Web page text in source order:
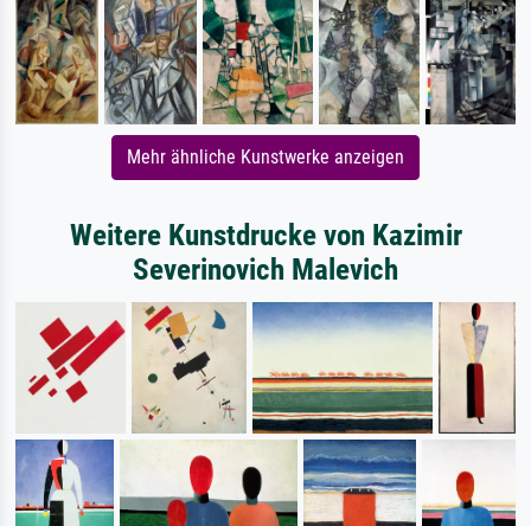
Mehr ähnliche Kunstwerke anzeigen
Weitere Kunstdrucke von Kazimir
Severinovich Malevich